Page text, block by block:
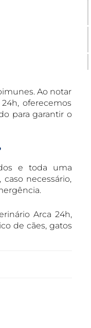
Ao notar
oferecemos
para garantir o
e toda uma
necessário,
Arca 24h,
de cães, gatos